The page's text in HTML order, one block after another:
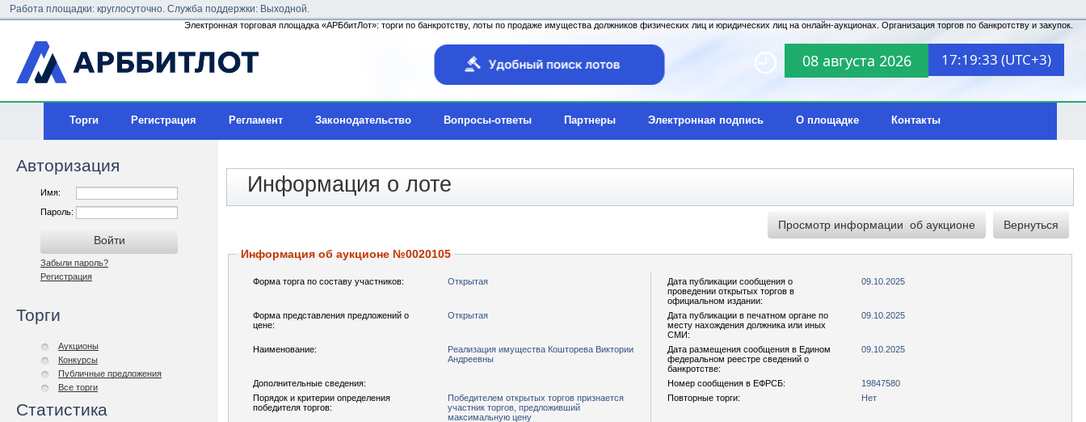
08 августа 2026 17:19:33 (UTC+3)
Работа площадки: круглосуточно. Служба поддержки: Выходной.
Электронная торговая площадка «АРБбитЛот»: торги по банкротству, лоты по продаже имущества должников физических лиц и юридических лиц на онлайн-аукционах. Организация торгов по банкротству и закупок.
Торги Регистрация Регламент Законодательство Вопросы-ответы Партнеры Электронная подпись О площадке Контакты
Авторизация
Имя:
Пароль:
Забыли пароль?
Регистрация
Торги
Аукционы
Конкурсы
Публичные предложения
Все торги
Статистика
Информация о лоте
Информация об аукционе №0020105
Форма торга по составу участников: Открытая
Дата публикации сообщения о
проведении открытых торгов в
официальном издании:
09.10.2025
Форма представления предложений о
цене:
Открытая
Дата публикации в печатном органе по
месту нахождения должника или иных
СМИ:
09.10.2025
Наименование:
Реализация имущества Кошторева Виктории
Андреевны
Дата размещения сообщения в Едином
федеральном реестре сведений о
банкротстве:
09.10.2025
Дополнительные сведения: Номер сообщения в ЕФРСБ:
19847580
Порядок и критерии определения
победителя торгов:
Победителем открытых торгов признается
участник торгов, предложивший
максимальную цену
Повторные торги: Нет